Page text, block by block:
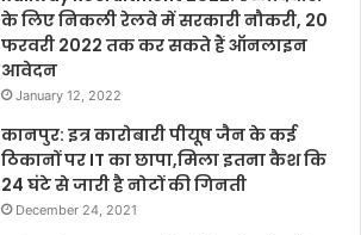
के लिए निकली रेलवे में सरकारी नौकरी, 20
फरवरी 2022 तक कर सकते हैं ऑनलाइन
आवेदन
January 12, 2022
कानपुर: इत्र कारोबारी पीयूष जैन के कई
ठिकानों पर IT का छापा,मिला इतना कैश कि
24 घंटे से जारी है नोटों की गिनती
December 24, 2021